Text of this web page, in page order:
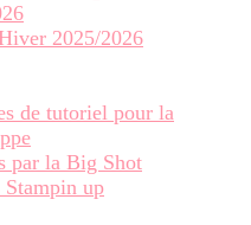
2025/2026
de tutoriel pour la
par la Big Shot
up